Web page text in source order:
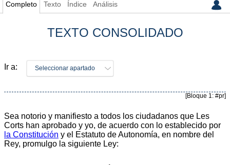
Completo Texto Índice Análisis
TEXTO CONSOLIDADO
Ir a: Seleccionar apartado
[Bloque 1: #pr]
Sea notorio y manifiesto a todos los ciudadanos que Les
Corts han aprobado y yo, de acuerdo con lo establecido por
la Constitución y el Estatuto de Autonomía, en nombre del
Rey, promulgo la siguiente Ley: